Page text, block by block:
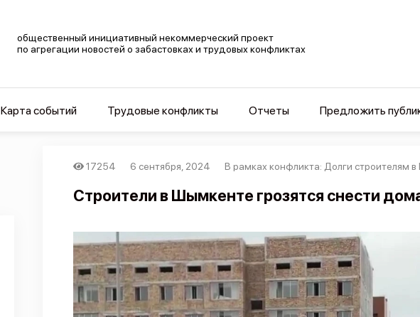
общественный инициативный некоммерческий проект
по агрегации новостей о забастовках и трудовых конфликтах
Карта событий Трудовые конфликты Отчеты Предложить
17254 6 сентября, 2024 В рамках конфликта: Долги строителям
Строители в Шымкенте грозятся снести